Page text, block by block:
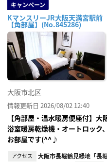
キャンペーン
KマンスリーJR大阪天満宮駅前
【角部屋】(No.845286)
大阪市北区
情報更新日 2026/08/02 12:40
【角部屋・温水暖房便座付】
浴室暖房乾燥機・オートロック
お部屋です(^^♪
アクセス 大阪市長堀鶴見緑地「長堀